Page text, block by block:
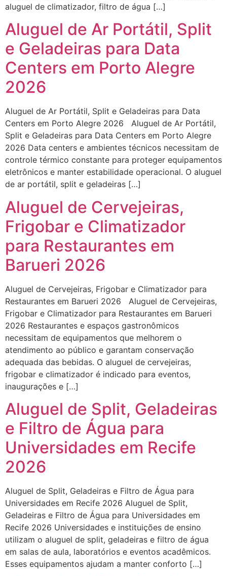
aluguel de climatizador, filtro de água […]
Aluguel de Ar Portátil, Split
e Geladeiras para Data
Centers em Porto Alegre
2026
Aluguel de Ar Portátil, Split e Geladeiras para Data
Centers em Porto Alegre 2026 Aluguel de Ar Portátil,
Split e Geladeiras para Data Centers em Porto Alegre
2026 Data centers e ambientes técnicos necessitam de
controle térmico constante para proteger equipamentos
eletrônicos e manter estabilidade operacional. O aluguel
de ar portátil, split e geladeiras […]
Aluguel de Cervejeiras,
Frigobar e Climatizador
para Restaurantes em
Barueri 2026
Aluguel de Cervejeiras, Frigobar e Climatizador para
Restaurantes em Barueri 2026 Aluguel de Cervejeiras,
Frigobar e Climatizador para Restaurantes em Barueri
2026 Restaurantes e espaços gastronômicos
necessitam de equipamentos que melhorem o
atendimento ao público e garantam conservação
adequada das bebidas. O aluguel de cervejeiras,
frigobar e climatizador é indicado para eventos,
inaugurações e […]
Aluguel de Split, Geladeiras
e Filtro de Água para
Universidades em Recife
2026
Aluguel de Split, Geladeiras e Filtro de Água para
Universidades em Recife 2026 Aluguel de Split,
Geladeiras e Filtro de Água para Universidades em
Recife 2026 Universidades e instituições de ensino
utilizam o aluguel de split, geladeiras e filtro de água
em salas de aula, laboratórios e eventos acadêmicos.
Esses equipamentos ajudam a manter conforto […]